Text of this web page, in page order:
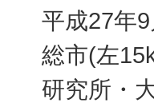
平成27年
総市(左
研究所・